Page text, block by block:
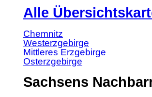
Alle
Chemnitz
Westerzgebirge
Mittleres Erzgebirge
Osterzgebirge
Sachsens